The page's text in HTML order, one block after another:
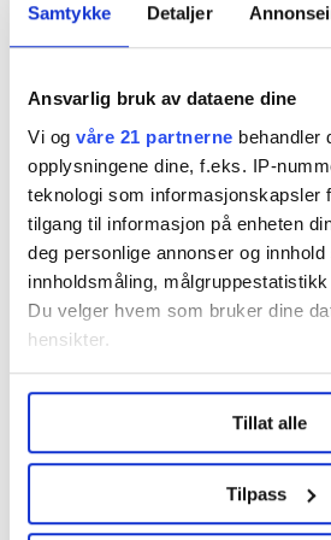
Samtykke Detaljer
Ansvarlig bruk av dataene dine
Vi og våre 21 partnerne behandler
opplysningene dine, f.eks. IP-
teknologi som informasjonskapsler
tilgang til informasjon på enheten
deg personlige annonser og
innholdsmåling,
Du velger hvem som bruker dine
hensikter.
Undermer infokan du lese om
data behandles og hvordan du kan
brukes. Du kan hele tiden endre
samtykke fra erklæringen om
Tillat alle
Tilpass
Fellesforbundet
Moelv
Flere saker